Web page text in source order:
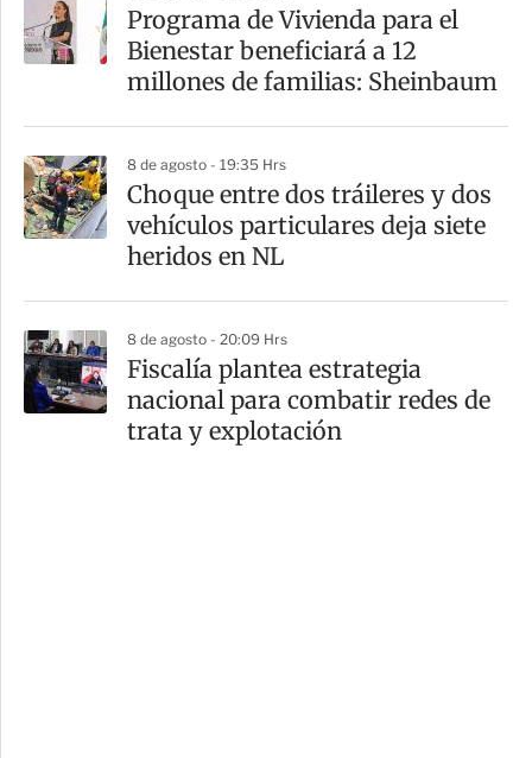
Programa de Vivienda para el
Bienestar beneficiará a 12
millones de familias: Sheinbaum
8 de agosto - 19:35 Hrs
Choque entre dos tráileres y dos
vehículos particulares deja siete
heridos en NL
8 de agosto - 20:09 Hrs
Fiscalía plantea estrategia
nacional para combatir redes de
trata y explotación